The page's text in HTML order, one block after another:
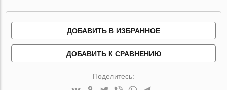
ДОБАВИТЬ В ИЗБРАННОЕ
ДОБАВИТЬ К СРАВНЕНИЮ
Поделитесь: